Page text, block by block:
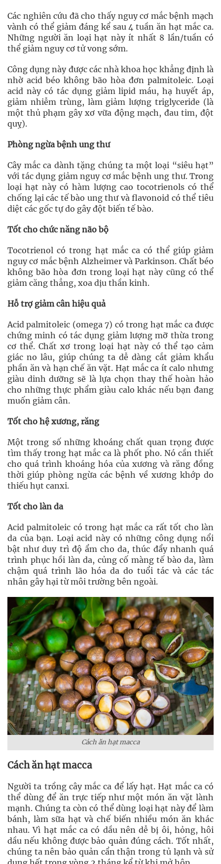
Các nghiên cứu đã cho thấy nguy cơ mắc bệnh mạch
vành có thể giảm đáng kể sau 4 tuần ăn hạt mắc ca.
Những người ăn loại hạt này ít nhất 8 lần/tuần có
thể giảm nguy cơ tử vong sớm.
Công dụng này được các nhà khoa học khẳng định là
nhờ acid béo không bão hòa đơn palmitoleic. Loại
acid này có tác dụng giảm lipid máu, hạ huyết áp,
giảm nhiễm trùng, làm giảm lượng triglyceride (là
một thủ phạm gây xơ vữa động mạch, đau tim, đột
quỵ).
Phòng ngừa bệnh ung thư
Cây mắc ca dành tặng chúng ta một loại “siêu hạt”
với tác dụng giảm nguy cơ mắc bệnh ung thư. Trong
loại hạt này có hàm lượng cao tocotrienols có thể
chống lại các tế bào ung thư và flavonoid có thể tiêu
diệt các gốc tự do gây đột biến tế bào.
Tốt cho chức năng não bộ
Tocotrienol có trong hạt mắc ca có thể giúp giảm
nguy cơ mắc bệnh Alzheimer và Parkinson. Chất béo
không bão hòa đơn trong loại hạt này cũng có thể
giảm căng thẳng, xoa dịu thần kinh.
Hỗ trợ giảm cân hiệu quả
Acid palmitoleic (omega 7) có trong hạt mắc ca được
chứng minh có tác dụng giảm lượng mỡ thừa trong
cơ thể. Chất xơ trong loại hạt này có thể tạo cảm
giác no lâu, giúp chúng ta dễ dàng cắt giảm khẩu
phần ăn và hạn chế ăn vặt. Hạt mắc ca ít calo nhưng
giàu dinh dưỡng sẽ là lựa chọn thay thế hoàn hảo
cho những thực phẩm giàu calo khác nếu bạn đang
muốn giảm cân.
Tốt cho hệ xương, răng
Một trong số những khoáng chất quan trọng được
tìm thấy trong hạt mắc ca là phốt pho. Nó cần thiết
cho quá trình khoáng hóa của xương và răng đồng
thời giúp phòng ngừa các bệnh về xương khớp do
thiếu hụt canxi.
Tốt cho làn da
Acid palmitoleic có trong hạt mắc ca rất tốt cho làn
da của bạn. Loại acid này có những công dụng nổi
bật như duy trì độ ẩm cho da, thúc đẩy nhanh quá
trình phục hồi làn da, củng cố màng tế bào da, làm
chậm quá trình lão hóa da do tuổi tác và các tác
nhân gây hại từ môi trường bên ngoài.
Cách ăn hạt macca
Cách ăn hạt macca
Người ta trồng cây mắc ca để lấy hạt. Hạt mắc ca có
thể dùng để ăn trực tiếp như một món ăn vặt lành
mạnh. Chúng ta còn có thể dùng loại hạt này để làm
bánh, làm sữa hạt và chế biến nhiều món ăn khác
nhau. Vì hạt mắc ca có dầu nên dễ bị ôi, hỏng, hôi
dầu nếu không được bảo quản đúng cách. Tốt nhất,
chúng ta nên bảo quản cẩn thận trong tủ lạnh và sử